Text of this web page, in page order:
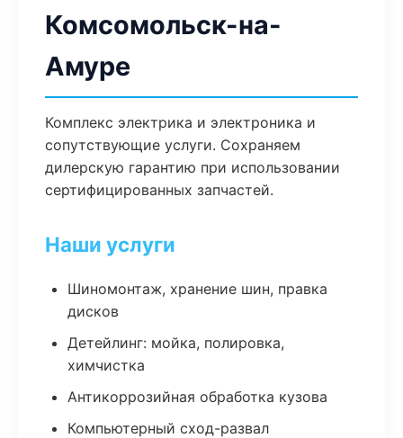
Комсомольск-на-
Амуре
Комплекс электрика и электроника и
сопутствующие услуги. Сохраняем
дилерскую гарантию при использовании
сертифицированных запчастей.
Наши услуги
Шиномонтаж, хранение шин, правка
дисков
Детейлинг: мойка, полировка,
химчистка
Антикоррозийная обработка кузова
Компьютерный сход-развал